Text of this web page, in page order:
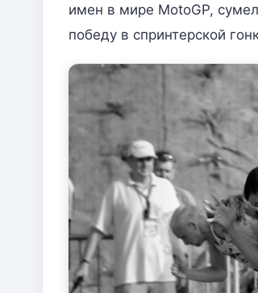
имен в мире MotoGP,
победу в спринтерской